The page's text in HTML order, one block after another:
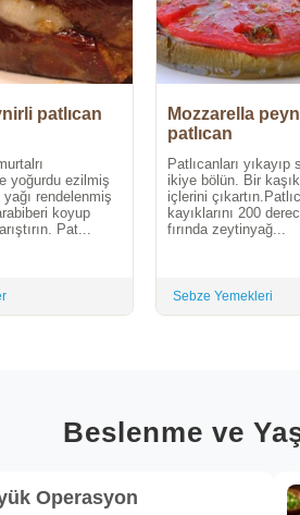
patlıcan
yoğurdu ezilmiş
rendelenmiş
koyup
Pat...
Mozzarella
patlıcan
Patlıcanları yıkayıp
ikiye bölün. Bir
içlerini
kayıklarını 200
fırında zeytinyağ...
Sebze Yemekleri
Beslenme ve
Operasyon